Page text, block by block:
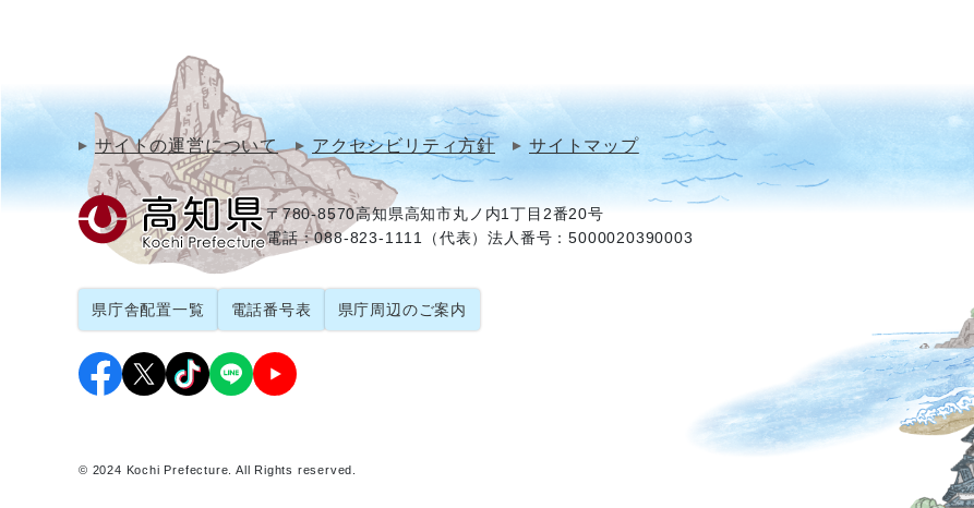
サイトの運営について アクセシビリティ方針 サイトマップ
〒780-8570高知県高知市丸ノ内1丁目2番20号
電話：088-823-1111（代表）法人番号：5000020390003
県庁舎配置一覧 電話番号表 県庁周辺のご案内
© 2024 Kochi Prefecture. All Rights reserved.